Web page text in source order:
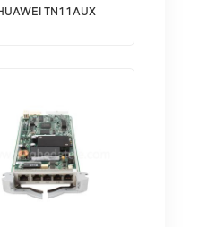
TN11AUX